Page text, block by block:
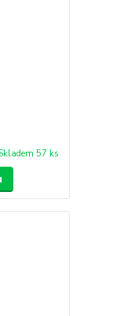
57 ks